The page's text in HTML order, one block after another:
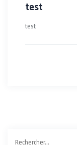
test
test